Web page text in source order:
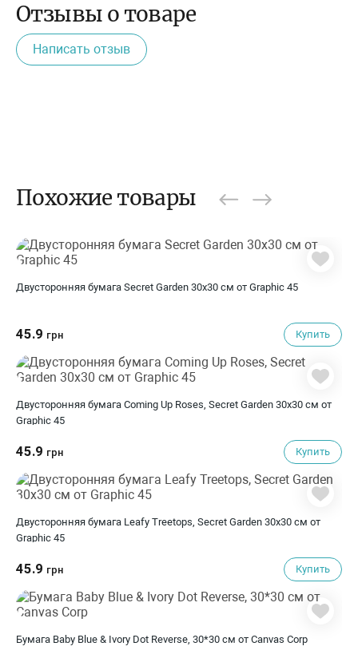
Отзывы о товаре
Написать отзыв
Похожие товары
Двусторонняя бумага Secret Garden 30х30 см от Graphic 45
45.9 грн Купить
Двусторонняя бумага Coming Up Roses, Secret Garden 30х30 см от
Graphic 45
45.9 грн Купить
Двусторонняя бумага Leafy Treetops, Secret Garden 30х30 см от
Graphic 45
45.9 грн Купить
Бумага Baby Blue & Ivory Dot Reverse, 30*30 см от Canvas Corp